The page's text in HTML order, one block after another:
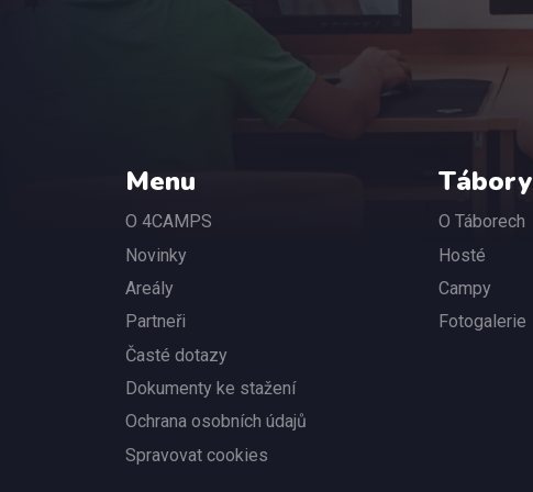
Menu
O 4CAMPS
Novinky
Areály
Partneři
Časté dotazy
Dokumenty ke stažení
Ochrana osobních údajů
Spravovat cookies
Tábory
O Táborech
Hosté
Campy
Fotogalerie